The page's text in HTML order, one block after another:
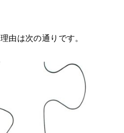
由は次の通りです。